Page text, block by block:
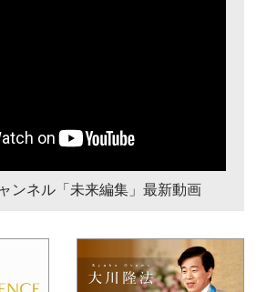
ンネル「未来編集」最新動画